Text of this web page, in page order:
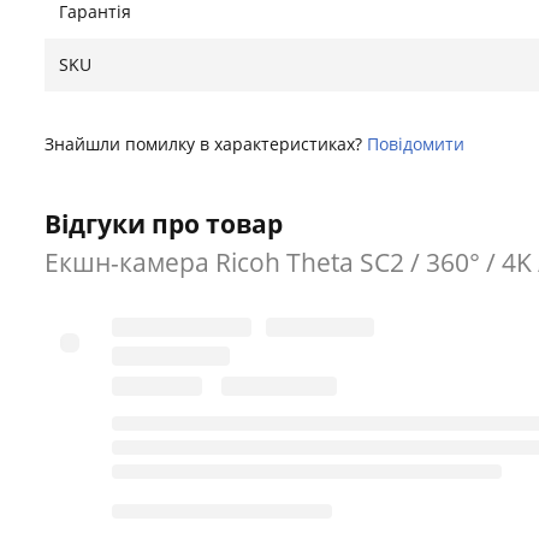
Гарантія
SKU
Знайшли помилку в характеристиках? Повідомити
Відгуки про товар
Екшн-камера Ricoh Theta SC2 / 360° /